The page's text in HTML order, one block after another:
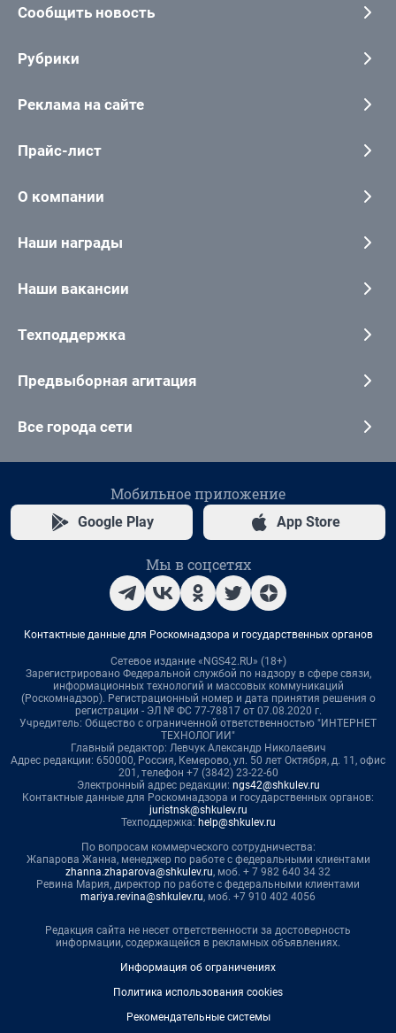
Сообщить новость
Рубрики
Реклама на сайте
Прайс-лист
О компании
Наши награды
Наши вакансии
Техподдержка
Предвыборная агитация
Все города сети
Мобильное приложение
Google Play App Store
Мы в соцсетях
Контактные данные для Роскомнадзора и государственных органов
Сетевое издание «NGS42.RU» (18+)
Зарегистрировано Федеральной службой по надзору в сфере связи,
информационных технологий и массовых коммуникаций
(Роскомнадзор). Регистрационный номер и дата принятия решения о
регистрации - ЭЛ № ФС 77-78817 от 07.08.2020 г.
Учредитель: Общество с ограниченной ответственностью "ИНТЕРНЕТ
ТЕХНОЛОГИИ"
Главный редактор: Левчук Александр Николаевич
Адрес редакции: 650000, Россия, Кемерово, ул. 50 лет Октября, д. 11, офис
201, телефон +7 (3842) 23-22-60
Электронный адрес редакции: ngs42@shkulev.ru
Контактные данные для Роскомнадзора и государственных органов:
juristnsk@shkulev.ru
Техподдержка: help@shkulev.ru
По вопросам коммерческого сотрудничества:
Жапарова Жанна, менеджер по работе с федеральными клиентами
zhanna.zhaparova@shkulev.ru, моб. + 7 982 640 34 32
Ревина Мария, директор по работе с федеральными клиентами
mariya.revina@shkulev.ru, моб. +7 910 402 4056
Редакция сайта не несет ответственности за достоверность
информации, содержащейся в рекламных объявлениях.
Информация об ограничениях
Политика использования cookies
Рекомендательные системы